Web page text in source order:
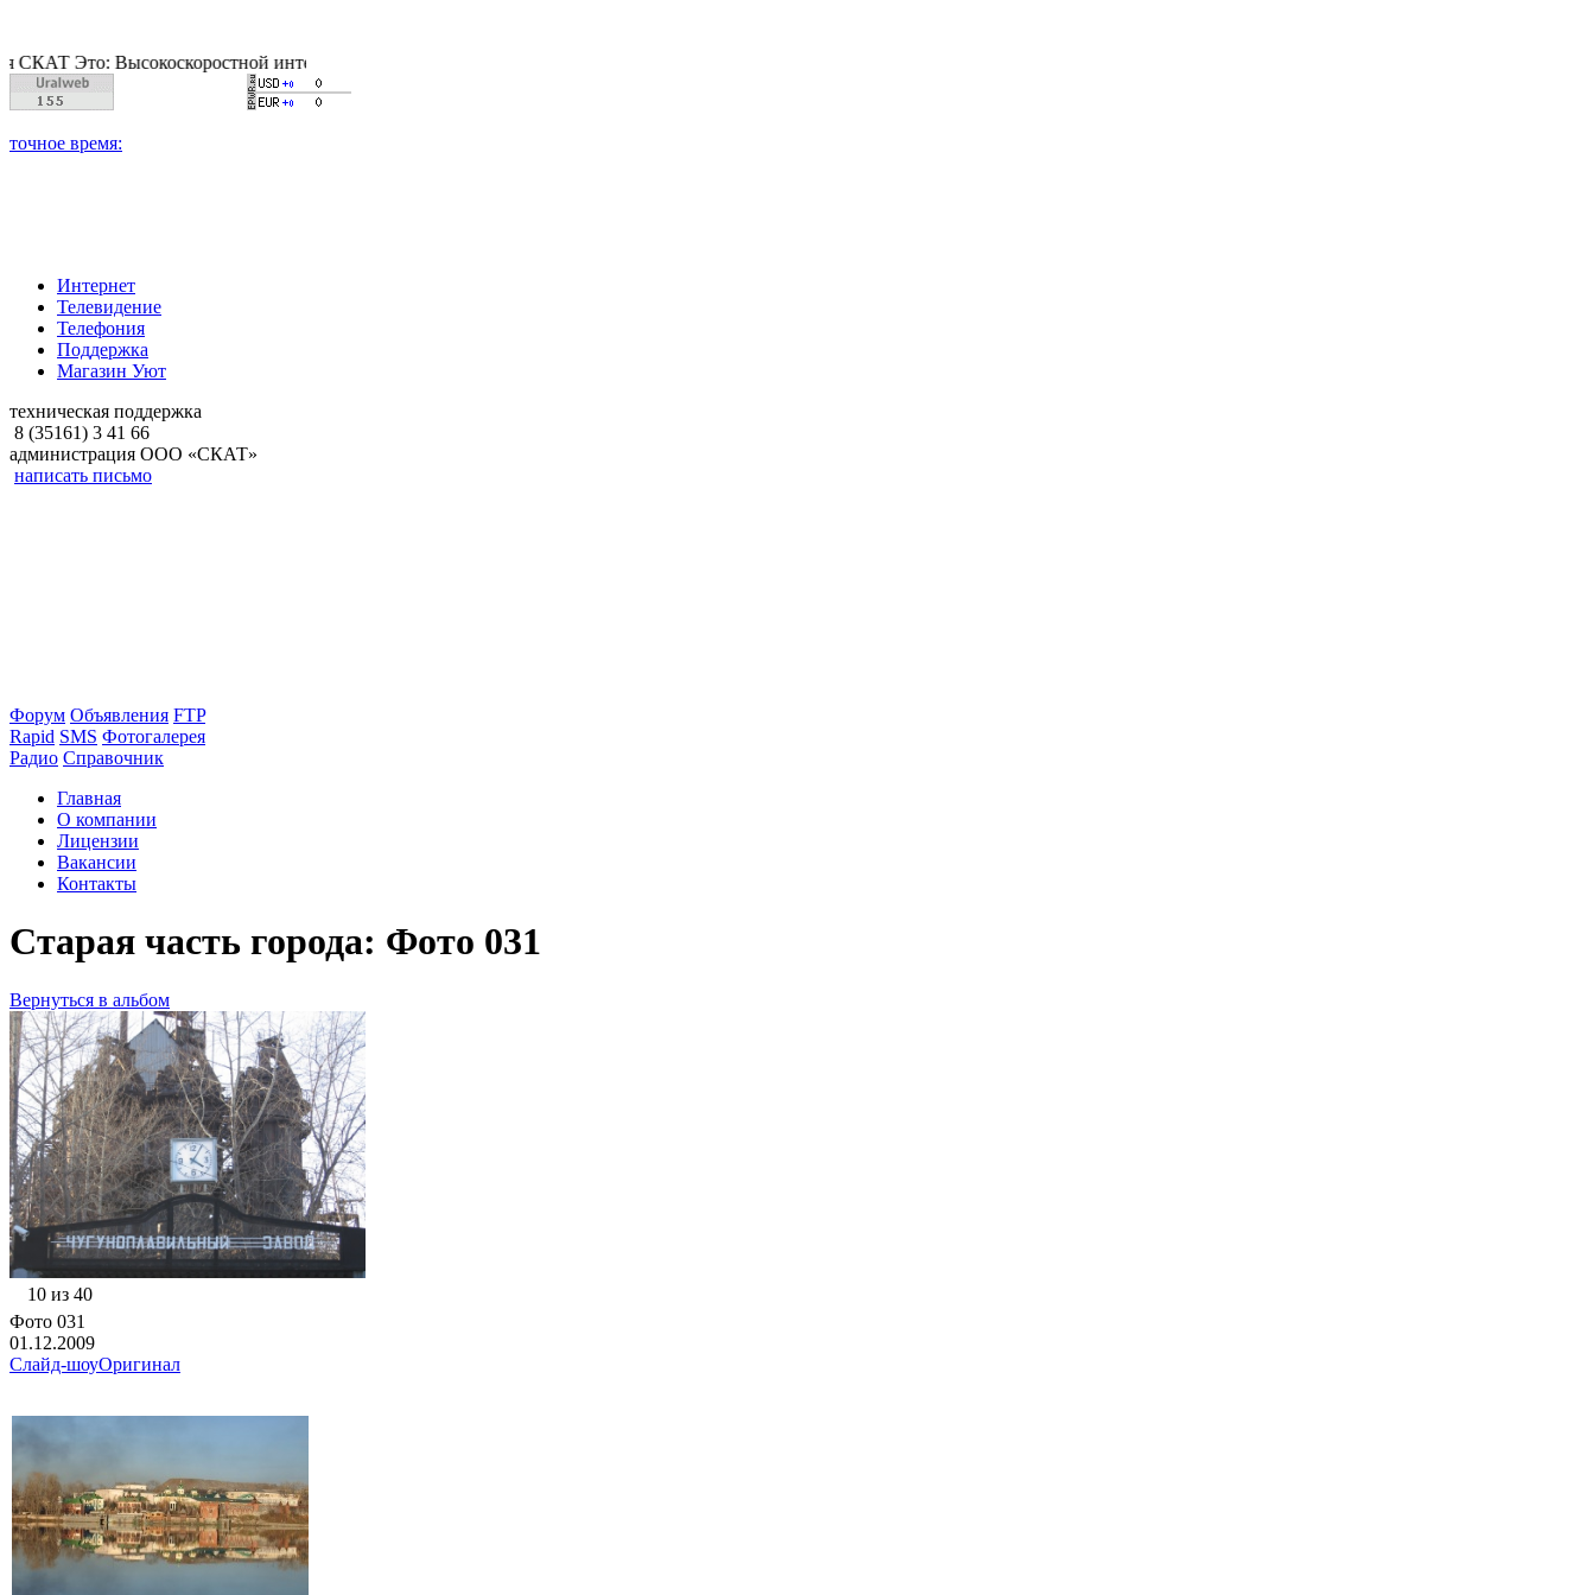
Высокоскоростной интернет, качественное цифровое и кабельное телевиденье, надежное и быстрое продвижение вашей рекламы!
Интернет
Телевидение
Телефония
Поддержка
Магазин Уют
техническая поддержка
8 (35161) 3 41 66
администрация ООО «СКАТ»
написать письмо
Форум Объявления FTP
Rapid SMS Фотогалерея
Радио Справочник
Главная
О компании
Лицензии
Вакансии
Контакты
Старая часть города: Фото 031
Вернуться в альбом
10 из 40
Фото 031
01.12.2009
Слайд-шоуОригинал